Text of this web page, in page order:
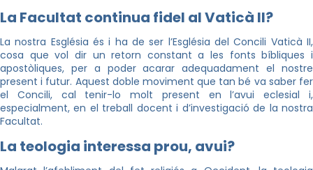
La Facultat continua fidel al Vaticà II?
La nostra Església és i ha de ser l’Església del Concili Vaticà II,
cosa que vol dir un retorn constant a les fonts bíbliques i
apostòliques, per a poder acarar adequadament el nostre
present i futur. Aquest doble moviment que tan bé va saber fer
el Concili, cal tenir-lo molt present en l’avui eclesial i,
especialment, en el treball docent i d’investigació de la nostra
Facultat.
La teologia interessa prou, avui?